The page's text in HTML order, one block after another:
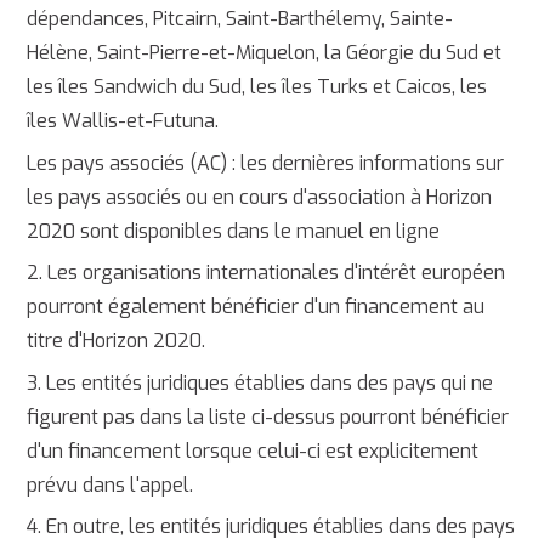
dépendances, Pitcairn, Saint-Barthélemy, Sainte-
Hélène, Saint-Pierre-et-Miquelon, la Géorgie du Sud et
les îles Sandwich du Sud, les îles Turks et Caicos, les
îles Wallis-et-Futuna.
Les pays associés (AC) : les dernières informations sur
les pays associés ou en cours d'association à Horizon
2020 sont disponibles dans le manuel en ligne
2. Les organisations internationales d'intérêt européen
pourront également bénéficier d'un financement au
titre d'Horizon 2020.
3. Les entités juridiques établies dans des pays qui ne
figurent pas dans la liste ci-dessus pourront bénéficier
d'un financement lorsque celui-ci est explicitement
prévu dans l'appel.
4. En outre, les entités juridiques établies dans des pays